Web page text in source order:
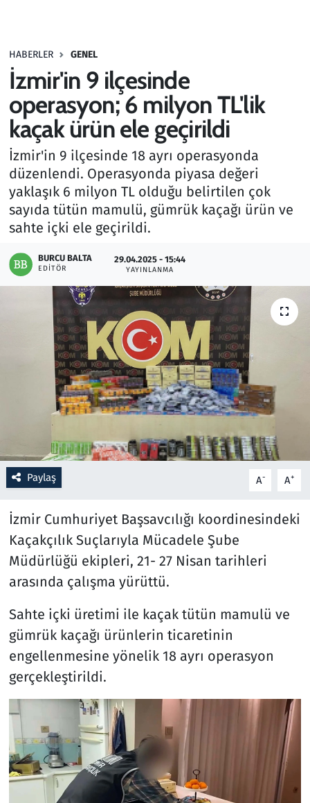
HABERLER GENEL
İzmir'in 9 ilçesinde
operasyon; 6 milyon TL'lik
kaçak ürün ele geçirildi
İzmir'in 9 ilçesinde 18 ayrı operasyonda
düzenlendi. Operasyonda piyasa değeri
yaklaşık 6 milyon TL olduğu belirtilen çok
sayıda tütün mamulü, gümrük kaçağı ürün ve
sahte içki ele geçirildi.
BURCU BALTA
EDITÖR
29.04.2025 - 15:44
YAYINLANMA
Paylaş A- A+
İzmir Cumhuriyet Başsavcılığı koordinesindeki
Kaçakçılık Suçlarıyla Mücadele Şube
Müdürlüğü ekipleri, 21- 27 Nisan tarihleri
arasında çalışma yürüttü.
Sahte içki üretimi ile kaçak tütün mamulü ve
gümrük kaçağı ürünlerin ticaretinin
engellenmesine yönelik 18 ayrı operasyon
gerçekleştirildi.
Haber
Kurumsal Haberler
Lezzet Durağı
Memur ve Kamu
Otomobil
Oyun
Ramazan
Resmi İlanlar
Rüya Tabirleri
Sağlık
Savunma Sanayi
Seçim 2023
Spor
Teknoloji ve Bilim
Televizyon